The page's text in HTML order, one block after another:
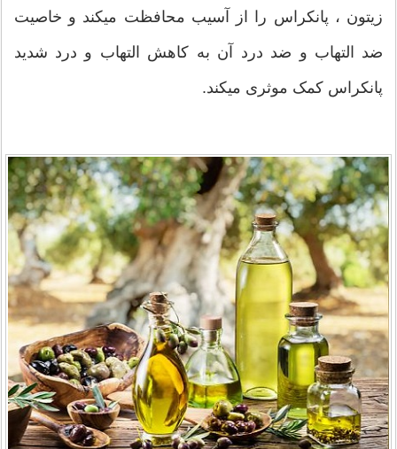
زیتون ، پانکراس را از آسیب محافظت میکند و خاصیت
ضد التهاب و ضد درد آن به کاهش التهاب و درد شدید
پانکراس کمک موثری میکند.